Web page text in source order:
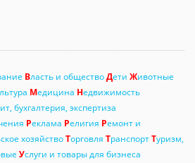
Власть и обществоДети Животные
Медицина Недвижимость
бухгалтерия, экспертиза
Реклама Религия Ремонт и
хозяйствоТорговля ТранспортТуризм,
Услуги и товары для бизнеса